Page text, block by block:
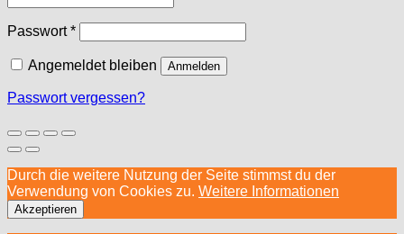
Passwort*Erforderlich
Angemeldet bleiben Anmelden
Passwort vergessen?
Durch die weitere Nutzung der Seite stimmst du der
Verwendung von Cookies zu. Weitere Informationen
Akzeptieren